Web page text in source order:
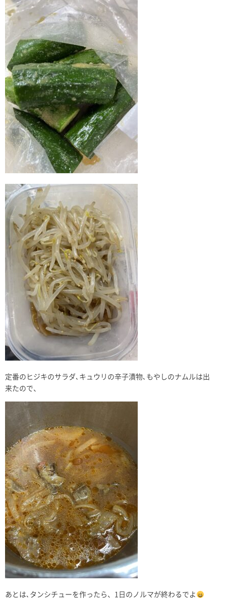
定番のヒジキのサラダ､キュウリの辛子漬物､もやしのナムルは出
来たので、
あとは､タンシチューを作ったら、1日のノルマが終わるでよ